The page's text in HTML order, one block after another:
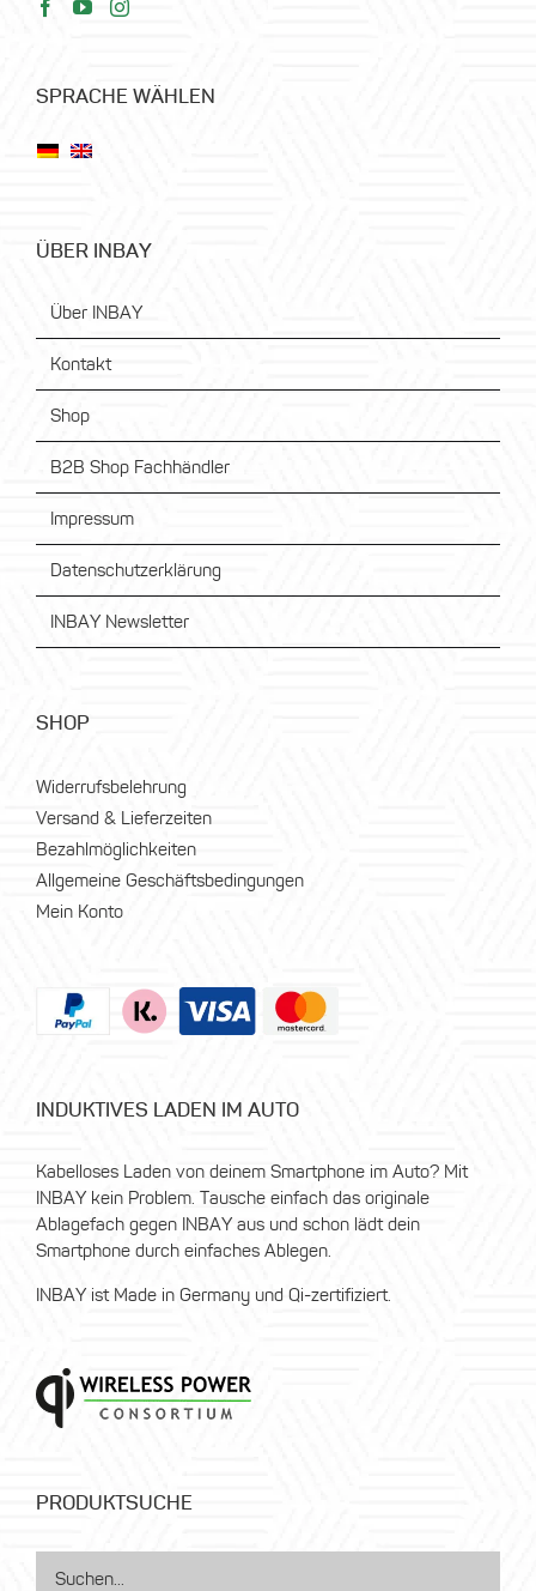
SPRACHE WÄHLEN
ÜBER INBAY
Über INBAY
Kontakt
Shop
B2B Shop Fachhändler
Impressum
Datenschutzerklärung
INBAY Newsletter
SHOP
Widerrufsbelehrung
Versand & Lieferzeiten
Bezahlmöglichkeiten
Allgemeine Geschäftsbedingungen
Mein Konto
INDUKTIVES LADEN IM AUTO
Kabelloses Laden von deinem Smartphone im Auto? Mit
INBAY kein Problem. Tausche einfach das originale
Ablagefach gegen INBAY aus und schon lädt dein
Smartphone durch einfaches Ablegen.
INBAY ist Made in Germany und Qi-zertifiziert.
PRODUKTSUCHE